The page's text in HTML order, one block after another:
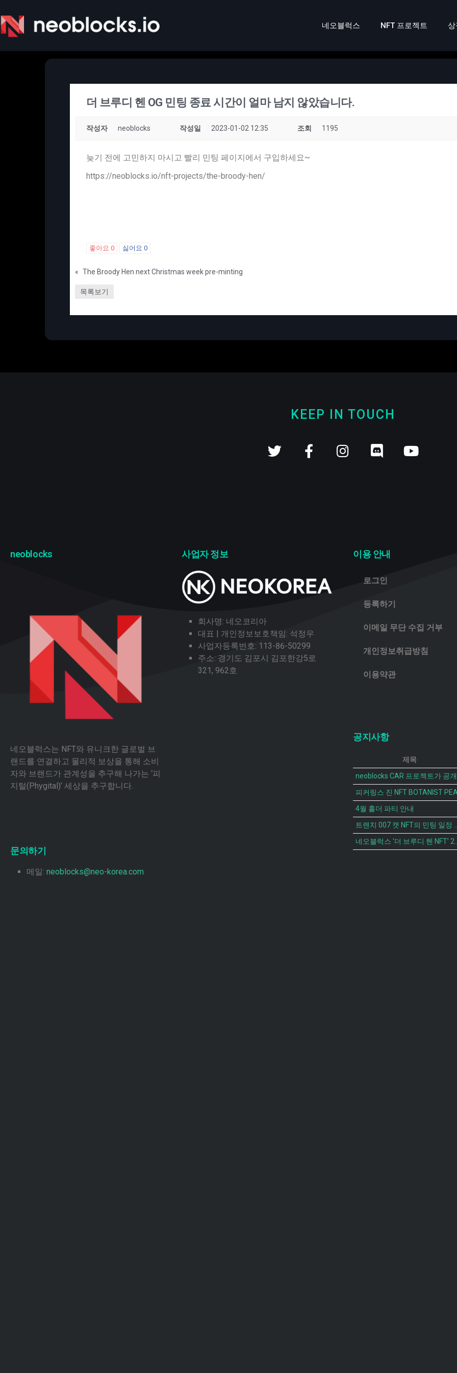
네오블럭스 NFT 프로젝트 상
더 브루디 헨 OG 민팅 종료 시간이 얼마 남지 않았습니다.
작성자 neoblocks 작성일 2023-01-02 12:35 조회 1195
늦기 전에 고민하지 마시고 빨리 민팅 페이지에서 구입하세요~
https://neoblocks.io/nft-projects/the-broody-hen/
좋아요 0 싫어요 0
« The Broody Hen next Christmas week pre-minting
목록보기
KEEP IN TOUCH
neoblocks
네오블럭스는 NFT와 유니크한 글로벌 브
랜드를 연결하고 물리적 보상을 통해 소비
자와 브랜드가 관계성을 추구해 나가는 ‘피
지털(Phygital)’ 세상을 추구합니다.
문의하기
메일: neoblocks@neo-korea.com
사업자 정보
회사명: 네오코리아
대표 | 개인정보보호책임: 석정우
사업자등록번호: 113-86-50299
주소: 경기도 김포시 김포한강5로
321, 962호
이용 안내
로그인
등록하기
이메일 무단 수집 거부
개인정보취급방침
이용약관
공지사항
제목
4월 홀더 파티 안내